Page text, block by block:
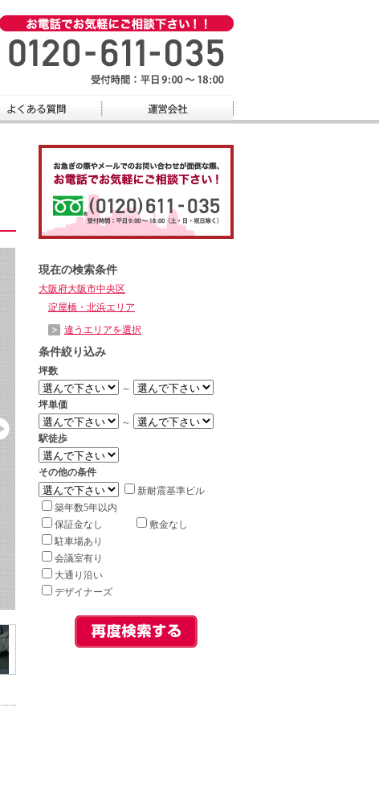
現在の検索条件
大阪府大阪市中央区
淀屋橋・北浜エリア
違うエリアを選択
条件絞り込み
坪数
～
坪単価
～
駅徒歩
その他の条件
新耐震基準ビル
築年数5年以内
保証金なし
敷金なし
駐車場あり
会議室有り
大通り沿い
デザイナーズ